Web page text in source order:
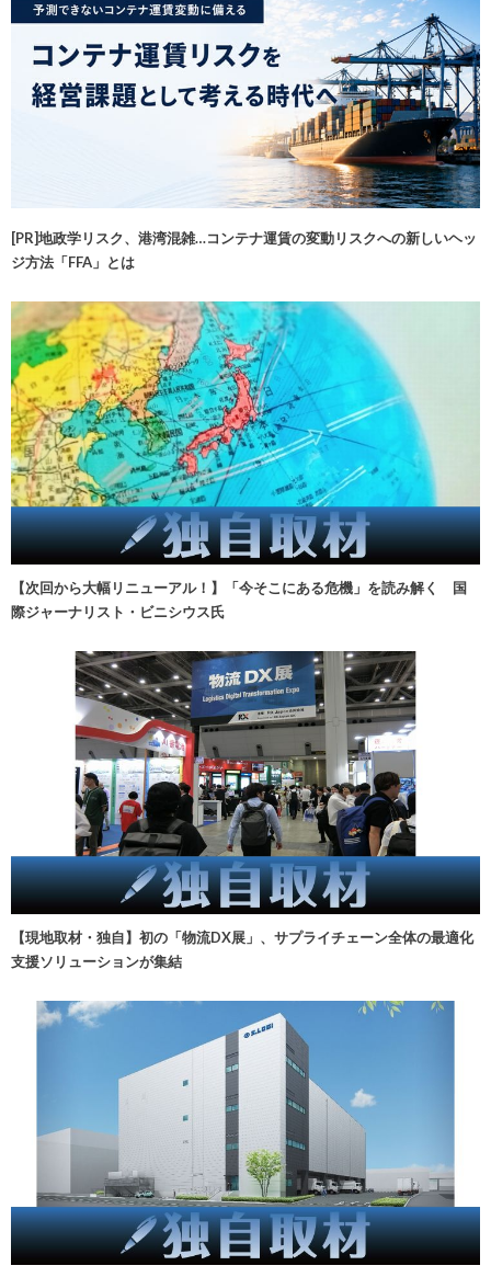
[PR]地政学リスク、港湾混雑…コンテナ運賃の変動リスクへの新しいヘッ
ジ方法「FFA」とは
【次回から大幅リニューアル！】「今そこにある危機」を読み解く 国
際ジャーナリスト・ビニシウス氏
【現地取材・独自】初の「物流DX展」、サプライチェーン全体の最適化
支援ソリューションが集結